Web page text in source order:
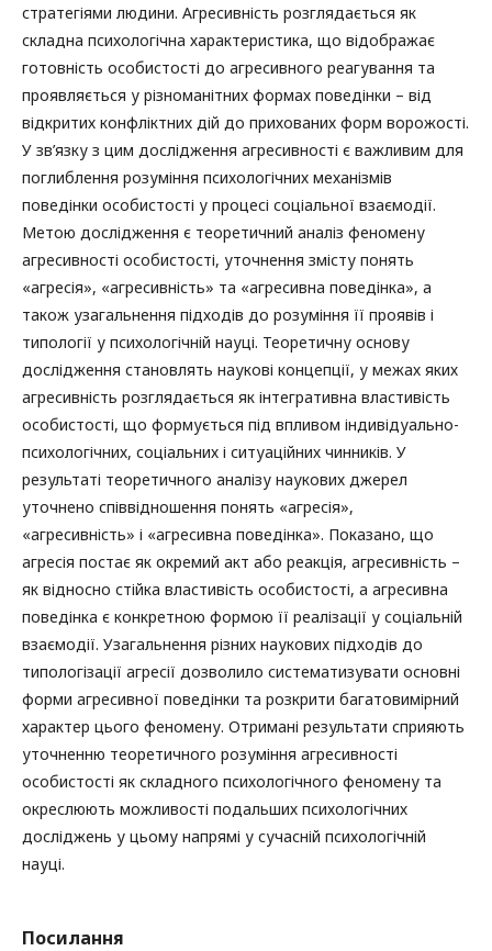
стратегіями людини. Агресивність розглядається як
складна психологічна характеристика, що відображає
готовність особистості до агресивного реагування та
проявляється у різноманітних формах поведінки – від
відкритих конфліктних дій до прихованих форм ворожості.
У зв’язку з цим дослідження агресивності є важливим для
поглиблення розуміння психологічних механізмів
поведінки особистості у процесі соціальної взаємодії.
Метою дослідження є теоретичний аналіз феномену
агресивності особистості, уточнення змісту понять
«агресія», «агресивність» та «агресивна поведінка», а
також узагальнення підходів до розуміння її проявів і
типології у психологічній науці. Теоретичну основу
дослідження становлять наукові концепції, у межах яких
агресивність розглядається як інтегративна властивість
особистості, що формується під впливом індивідуально-
психологічних, соціальних і ситуаційних чинників. У
результаті теоретичного аналізу наукових джерел
уточнено співвідношення понять «агресія»,
«агресивність» і «агресивна поведінка». Показано, що
агресія постає як окремий акт або реакція, агресивність –
як відносно стійка властивість особистості, а агресивна
поведінка є конкретною формою її реалізації у соціальній
взаємодії. Узагальнення різних наукових підходів до
типологізації агресії дозволило систематизувати основні
форми агресивної поведінки та розкрити багатовимірний
характер цього феномену. Отримані результати сприяють
уточненню теоретичного розуміння агресивності
особистості як складного психологічного феномену та
окреслюють можливості подальших психологічних
досліджень у цьому напрямі у сучасній психологічній
науці.
Посилання